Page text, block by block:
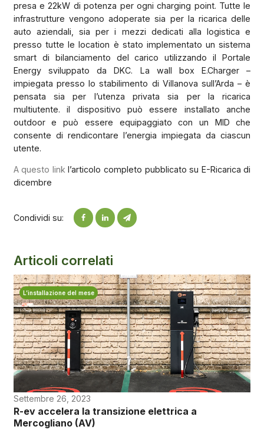
presa e 22kW di potenza per ogni charging point. Tutte le
infrastrutture vengono adoperate sia per la ricarica delle
auto aziendali, sia per i mezzi dedicati alla logistica e
presso tutte le location è stato implementato un sistema
smart di bilanciamento del carico utilizzando il Portale
Energy sviluppato da DKC. La wall box E.Charger –
impiegata presso lo stabilimento di Villanova sull’Arda – è
pensata sia per l’utenza privata sia per la ricarica
multiutente. il dispositivo può essere installato anche
outdoor e può essere equipaggiato con un MID che
consente di rendicontare l’energia impiegata da ciascun
utente.
A questo link l’articolo completo pubblicato su E-Ricarica di
dicembre
Condividi su:
Articoli correlati
L’installazione del mese
Settembre 26, 2023
R-ev accelera la transizione elettrica a
Mercogliano (AV)